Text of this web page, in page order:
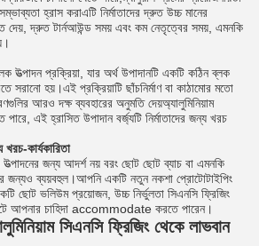
হ্রাস করাএটি নির্মাতাদের দ্রুত উচ্চ মানের
দেয়, দ্রুত টার্নআউন্ড সময় এবং কম নেতৃত্বের সময়, এমনকি
উত্পাদন প্রক্রিয়া, যার অর্থ উপাদানটি একটি কঠিন ব্লক
সরানো হয়।এই প্রক্রিয়াটি ছাঁচনির্মাণ বা কাঠামোর মতো
আরও দক্ষ ব্যবহারের অনুমতি দেয়অ্যালুমিনিয়াম
এই হ্রাসিত উপাদান বর্জ্যটি নির্মাতাদের জন্য খরচ
কার্যকারিতা
জন্য আদর্শ নয় বরং ছোট ছোট ব্যাচ বা এমনকি
জন্যও ব্যয়বহুল।আপনি একটি নতুন নকশা প্রোটোটাইপিং
ছোট ভলিউম প্রয়োজন, উচ্চ নির্ভুলতা সিএনসি ফ্রিজিং
আপনার চাহিদা accommodate করতে পারেন।
সিএনসি ফ্রিজিং থেকে লাভবান